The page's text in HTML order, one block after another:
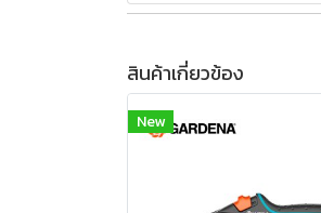
สินค้าเกี่ยวข้อง
New